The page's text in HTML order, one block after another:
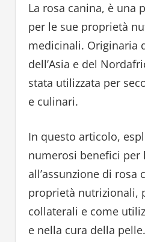
La rosa canina, è una
per le sue proprietà
medicinali. Originaria
dell’Asia e del
stata utilizzata per
e culinari.
In questo articolo,
numerosi benefici per
all’assunzione di rosa
proprietà nutrizionali,
collaterali e come
e nella cura della pelle.